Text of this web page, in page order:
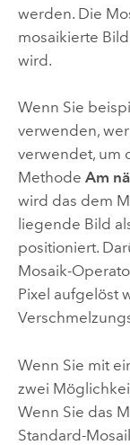
werden. Die
mosaikierte
wird.
Wenn Sie
verwenden,
verwendet, um
Methode Am
wird das dem
liegende Bild
positioniert.
Mosaik-
Pixel aufgelöst
Wenn Sie mit
zwei
Wenn Sie das
Standard-